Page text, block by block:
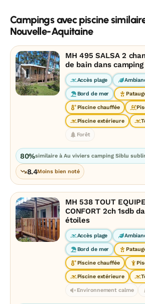
Campings avec piscine
Nouvelle-Aquitaine
MH 495 SALSA 2
de bain dans
Accès plage
Bord de mer
Piscine chauffée
Piscine extérieure
Forêt
80%similaire à Au viviers camping Siblu
8.4Moins bien noté
MH 538 TOUT
CONFORT 2ch 1sdb
étoiles
Accès plage
Bord de mer
Piscine chauffée
Piscine extérieure
Environnement calme